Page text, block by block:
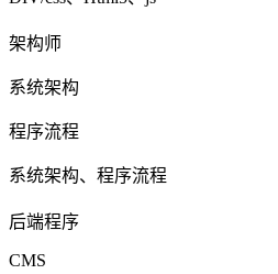
架构师
系统架构
程序流程
系统架构、程序流程
后端程序
CMS